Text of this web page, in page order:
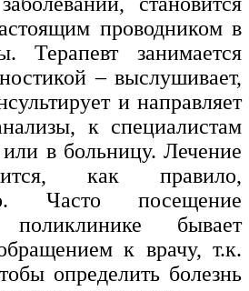
и прикладные виды
информации и
дело
системах
проводником в
Терапевт занимается
– выслушивает,
и направляет
к специалистам
в больницу. Лечение
как правило,
Часто посещение
бывает
к врачу, т.к.
определить болезнь